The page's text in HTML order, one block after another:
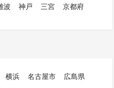
波 神戸 三宮 京都府
横浜 名古屋市
広島県